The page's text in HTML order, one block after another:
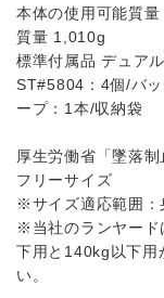
本体の使用可能質量
質量 1,010g
標準付属品 デュア
ST#5804：4個/バ
ープ：1本/収納袋
厚生労働省「墜落
フリーサイズ
※サイズ適応範囲
※当社のランヤード
下用と140kg以下用
い。